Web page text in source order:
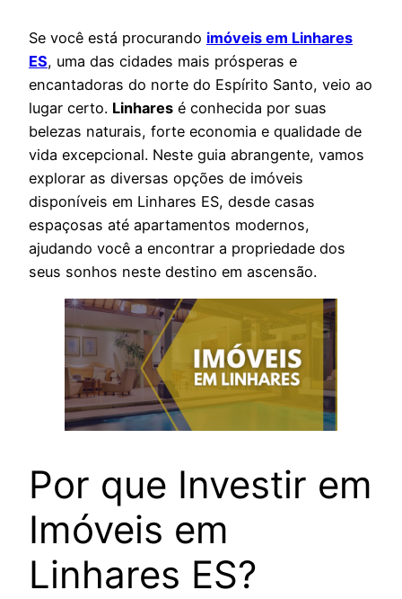
Se você está procurando imóveis em Linhares
ES, uma das cidades mais prósperas e
encantadoras do norte do Espírito Santo, veio ao
lugar certo. Linhares é conhecida por suas
belezas naturais, forte economia e qualidade de
vida excepcional. Neste guia abrangente, vamos
explorar as diversas opções de imóveis
disponíveis em Linhares ES, desde casas
espaçosas até apartamentos modernos,
ajudando você a encontrar a propriedade dos
seus sonhos neste destino em ascensão.
Por que Investir em
Imóveis em
Linhares ES?